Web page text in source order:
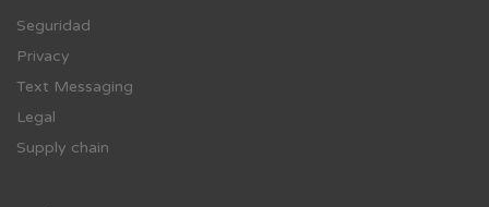
Seguridad
Privacy
Text Messaging
Legal
Supply chain